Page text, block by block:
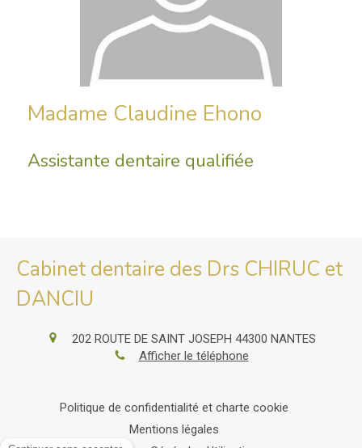
Madame Claudine Ehono
Assistante dentaire qualifiée
Cabinet dentaire des Drs CHIRUC et
DANCIU
202 ROUTE DE SAINT JOSEPH 44300 NANTES
Afficher le téléphone
Politique de confidentialité et charte cookie
Mentions légales